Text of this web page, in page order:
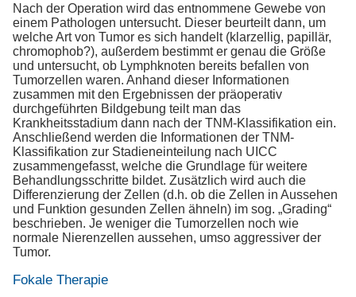
Nach der Operation wird das entnommene Gewebe von
einem Pathologen untersucht. Dieser beurteilt dann, um
welche Art von Tumor es sich handelt (klarzellig, papillär,
chromophob?), außerdem bestimmt er genau die Größe
und untersucht, ob Lymphknoten bereits befallen von
Tumorzellen waren. Anhand dieser Informationen
zusammen mit den Ergebnissen der präoperativ
durchgeführten Bildgebung teilt man das
Krankheitsstadium dann nach der TNM-Klassifikation ein.
Anschließend werden die Informationen der TNM-
Klassifikation zur Stadieneinteilung nach UICC
zusammengefasst, welche die Grundlage für weitere
Behandlungsschritte bildet. Zusätzlich wird auch die
Differenzierung der Zellen (d.h. ob die Zellen in Aussehen
und Funktion gesunden Zellen ähneln) im sog. „Grading“
beschrieben. Je weniger die Tumorzellen noch wie
normale Nierenzellen aussehen, umso aggressiver der
Tumor.
Fokale Therapie